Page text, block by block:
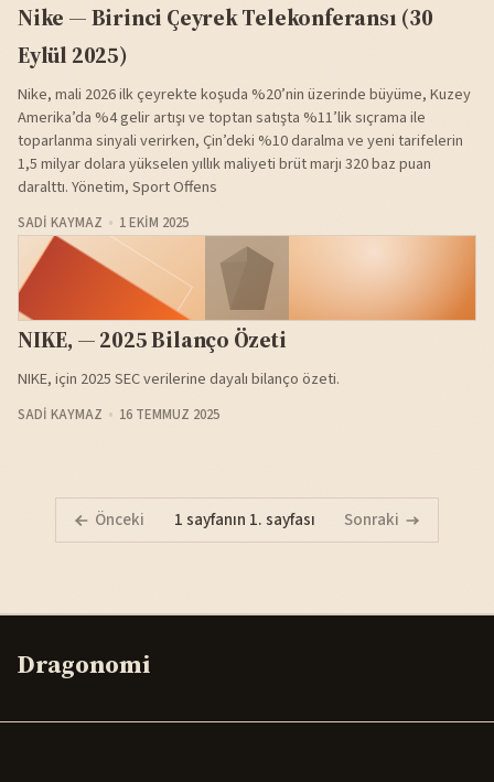
Nike — Birinci Çeyrek Telekonferansı (30
Eylül 2025)
Nike, mali 2026 ilk çeyrekte koşuda %20’nin üzerinde büyüme, Kuzey
Amerika’da %4 gelir artışı ve toptan satışta %11’lik sıçrama ile
toparlanma sinyali verirken, Çin’deki %10 daralma ve yeni tarifelerin
1,5 milyar dolara yükselen yıllık maliyeti brüt marjı 320 baz puan
daralttı. Yönetim, Sport Offens
SADI KAYMAZ 1 EKIM 2025
NIKE, — 2025 Bilanço Özeti
NIKE, için 2025 SEC verilerine dayalı bilanço özeti.
SADI KAYMAZ 16 TEMMUZ 2025
Önceki 1 sayfanın 1. sayfası Sonraki
Dragonomi